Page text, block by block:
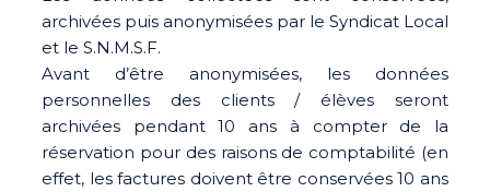
archivées puis anonymisées par le Syndicat Local
et le S.N.M.S.F.
Avant d’être anonymisées, les données
personnelles des clients / élèves seront
archivées pendant 10 ans à compter de la
réservation pour des raisons de comptabilité (en
effet, les factures doivent être conservées 10 ans